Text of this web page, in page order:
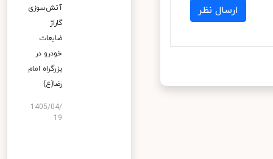
ارسال نظر
آتش‌سوزی
گاراژ
ضایعات
خودرو در
بزرگراه امام
رضا(ع)
1405/04/
19